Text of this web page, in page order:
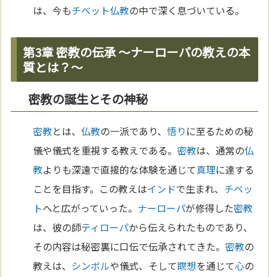
は、今もチベット仏教の中で深く息づいている。
第3章 密教の伝承 〜ナーローパの教えの本
質とは？〜
密教の誕生とその神秘
密教とは、仏教の一派であり、悟り に至るための秘
儀や儀式を重視する教えである。密教は、通常の仏
教よりも深遠で直接的な体験を通じて真理に達する
ことを目指す。この教えはインドで生まれ、 チベッ
トへと広がっていった。 ナーローパが修得した密教
は、彼の師ティローパから伝えられたものであり、
その内容は秘密裏に口伝で伝承されてきた。密教の
教えは、 シンボルや儀式、そして瞑想を通じて心の